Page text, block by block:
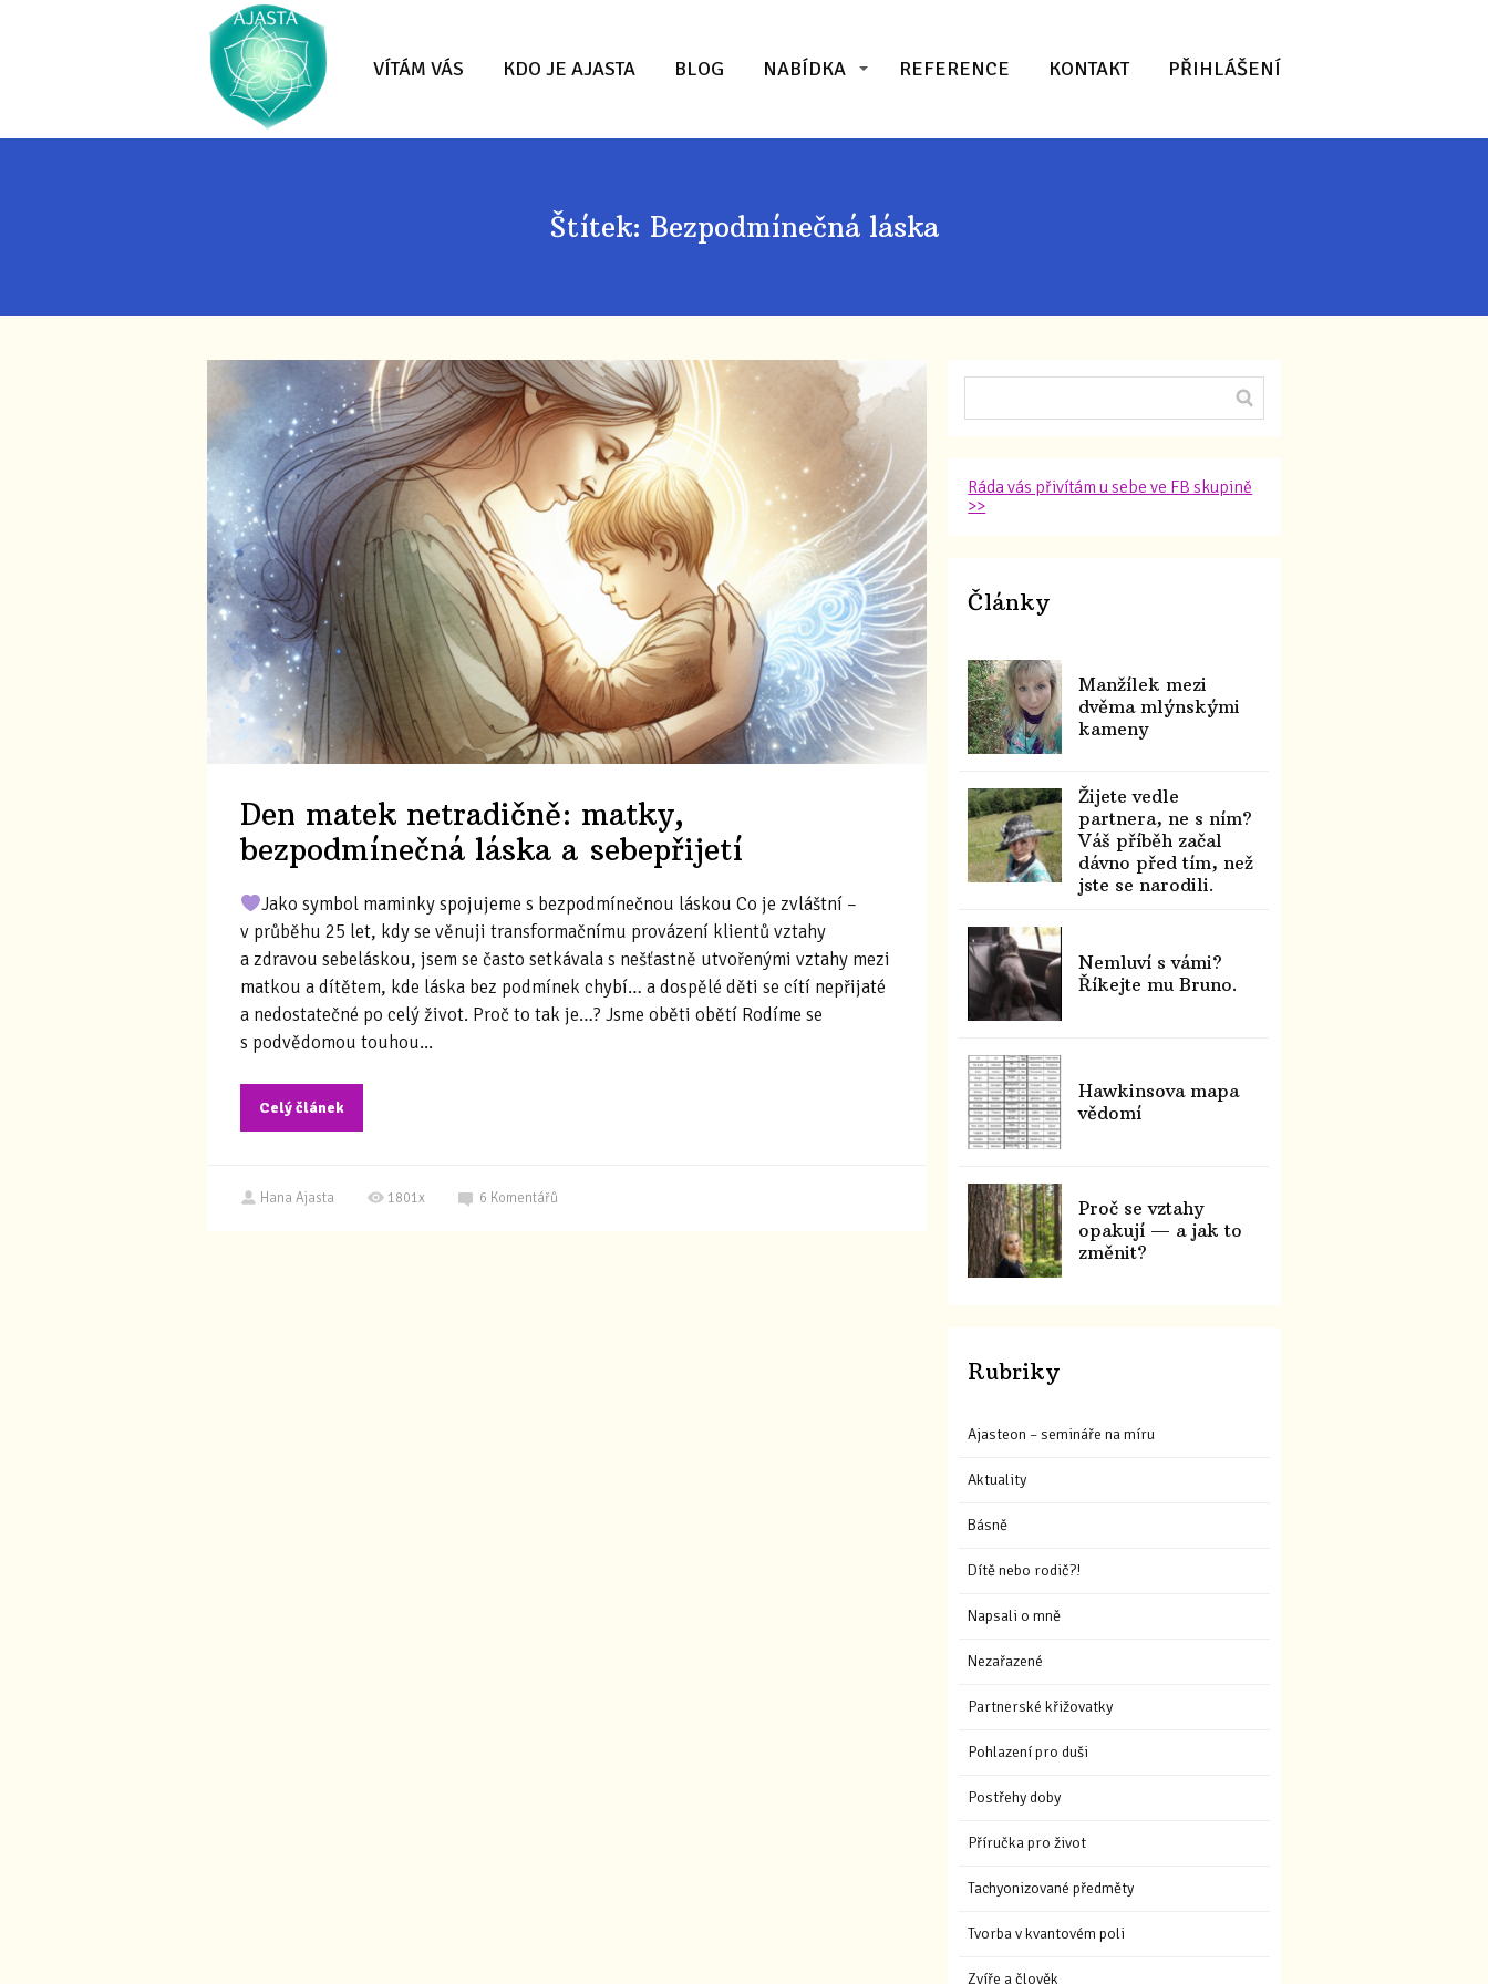
VÍTÁM VÁS KDO JE AJASTA BLOG NABÍDKA REFERENCE KONTAKT PŘIHLÁŠENÍ
Štítek: Bezpodmínečná láska
Den matek netradičně: matky,
bezpodmínečná láska a sebepřijetí
Jako symbol maminky spojujeme s bezpodmínečnou láskou Co je zvláštní –
v průběhu 25 let, kdy se věnuji transformačnímu provázení klientů vztahy
a zdravou sebeláskou, jsem se často setkávala s nešťastně utvořenými vztahy mezi
matkou a dítětem, kde láska bez podmínek chybí… a dospělé děti se cítí nepřijaté
a nedostatečné po celý život. Proč to tak je…? Jsme oběti obětí Rodíme se
s podvědomou touhou...
Celý článek
Hana Ajasta 1801x 6 Komentářů
Ráda vás přivítám u sebe ve FB skupině
>>
Články
Manžílek mezi
dvěma mlýnskými
kameny
Žijete vedle
partnera, ne s ním?
Váš příběh začal
dávno před tím, než
jste se narodili.
Nemluví s vámi?
Říkejte mu Bruno.
Hawkinsova mapa
vědomí
Proč se vztahy
opakují — a jak to
změnit?
Rubriky
Ajasteon – semináře na míru
Aktuality
Básně
Dítě nebo rodič?!
Napsali o mně
Nezařazené
Partnerské křižovatky
Pohlazení pro duši
Postřehy doby
Příručka pro život
Tachyonizované předměty
Tvorba v kvantovém poli
Zvíře a člověk